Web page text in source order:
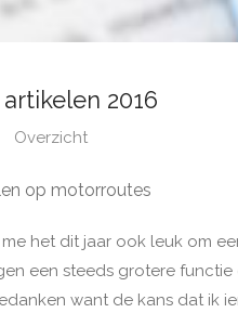
2016
Overzicht
op motorroutes
het dit jaar ook leuk om
een steeds grotere
want de kans dat ik